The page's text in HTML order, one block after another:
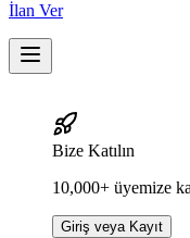
İlan Ver
Bize Katılın
10,000+ üyemize
Giriş veya Kayıt